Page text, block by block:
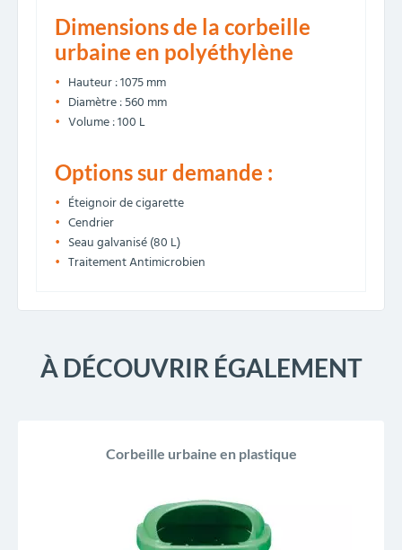
Dimensions de la corbeille
urbaine en polyéthylène
Hauteur : 1075 mm
Diamètre : 560 mm
Volume : 100 L
Options sur demande :
Éteignoir de cigarette
Cendrier
Seau galvanisé (80 L)
Traitement Antimicrobien
À DÉCOUVRIR ÉGALEMENT
Corbeille urbaine en plastique